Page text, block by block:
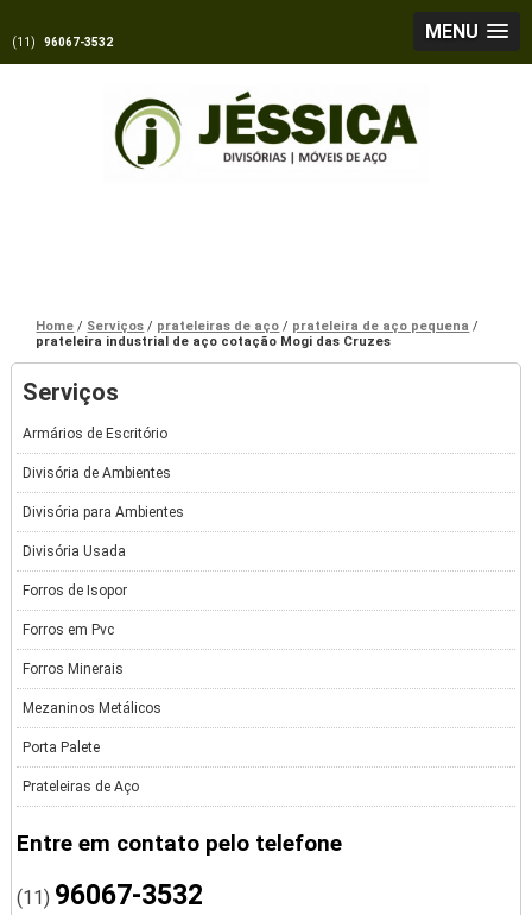
MENU
(11) 96067-3532
Home Serviços prateleiras de aço
prateleira de aço pequena
prateleira industrial de aço cotação Mogi das Cruzes
Serviços
Armários de Escritório
Divisória de Ambientes
Divisória para Ambientes
Divisória Usada
Forros de Isopor
Forros em Pvc
Forros Minerais
Mezaninos Metálicos
Porta Palete
Prateleiras de Aço
Entre em contato pelo telefone
(11) 96067-3532